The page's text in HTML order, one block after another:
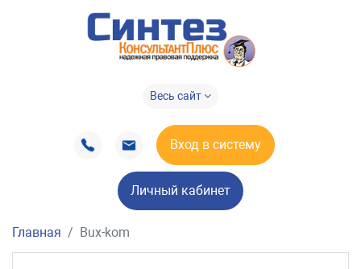
Весь сайт
Вход в систему
Личный кабинет
Главная Bux-kom